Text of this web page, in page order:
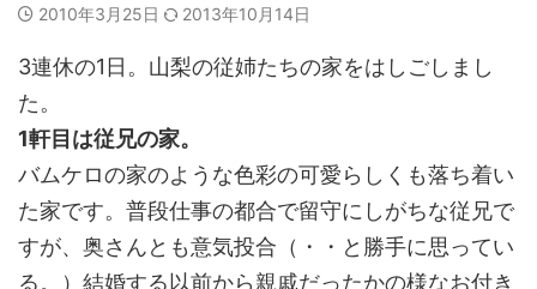
2010年3月25日 2013年10月14日
3連休の1日。山梨の従姉たちの家をはしごしまし
た。
1軒目は従兄の家。
バムケロの家のような色彩の可愛らしくも落ち着い
た家です。普段仕事の都合で留守にしがちな従兄で
すが、奥さんとも意気投合（・・と勝手に思ってい
る。）結婚する以前から親戚だったかの様なお付き